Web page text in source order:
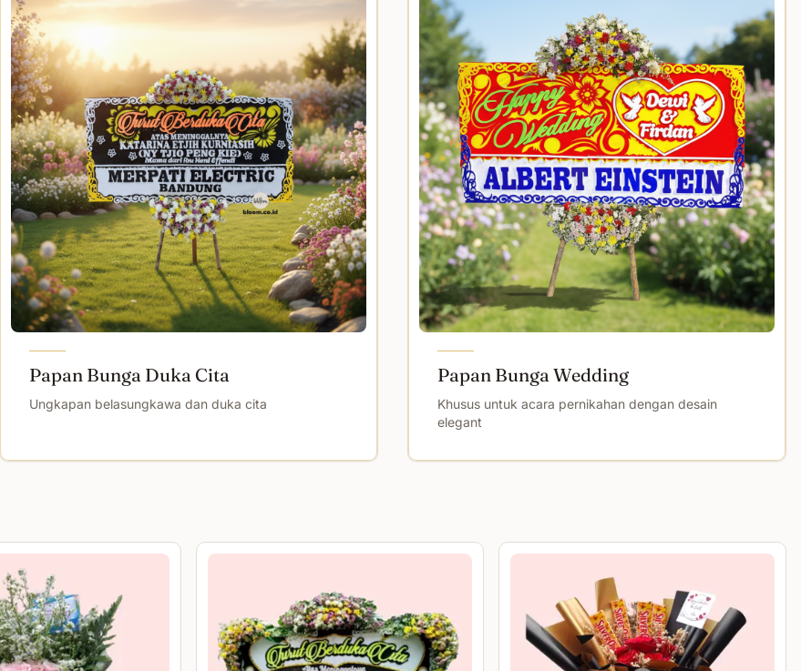
Papan Bunga Duka Cita
Ungkapan belasungkawa dan duka cita
Papan Bunga Wedding
Khusus untuk acara pernikahan dengan desain
elegant